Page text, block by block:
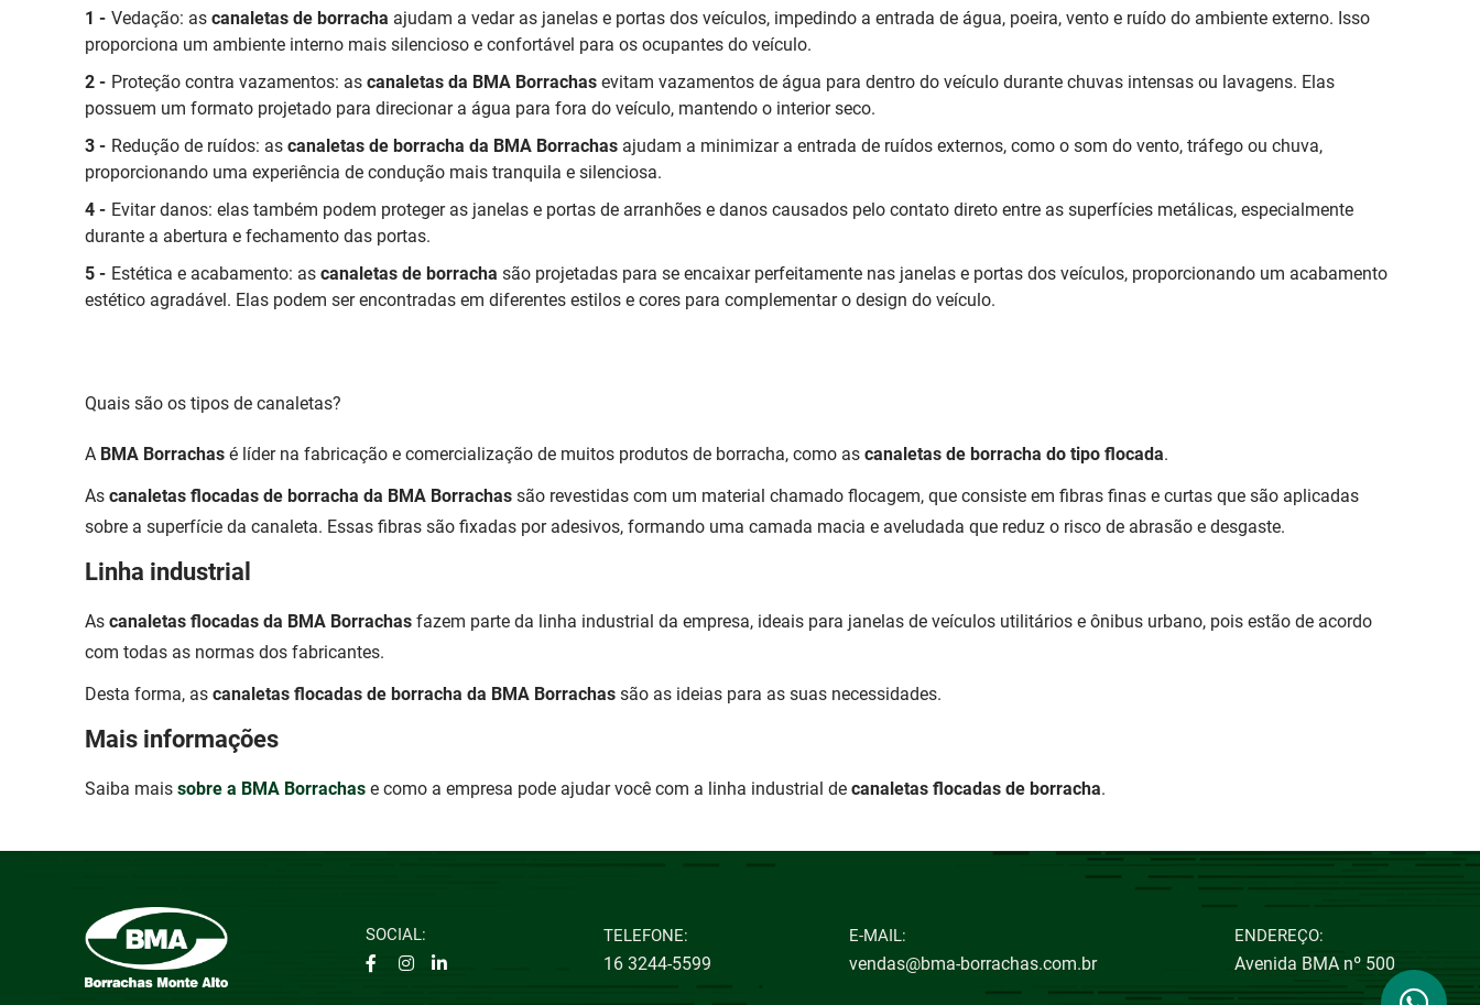
Vedação: as canaletas de borracha ajudam a vedar as janelas e portas dos veículos, impedindo a entrada de água, poeira, vento e ruído do ambiente externo. Isso
proporciona um ambiente interno mais silencioso e confortável para os ocupantes do veículo.
Proteção contra vazamentos: as canaletas da BMA Borrachas evitam vazamentos de água para dentro do veículo durante chuvas intensas ou lavagens. Elas
possuem um formato projetado para direcionar a água para fora do veículo, mantendo o interior seco.
Redução de ruídos: as canaletas de borracha da BMA Borrachas ajudam a minimizar a entrada de ruídos externos, como o som do vento, tráfego ou chuva,
proporcionando uma experiência de condução mais tranquila e silenciosa.
Evitar danos: elas também podem proteger as janelas e portas de arranhões e danos causados pelo contato direto entre as superfícies metálicas, especialmente
durante a abertura e fechamento das portas.
Estética e acabamento: as canaletas de borracha são projetadas para se encaixar perfeitamente nas janelas e portas dos veículos, proporcionando um acabamento
estético agradável. Elas podem ser encontradas em diferentes estilos e cores para complementar o design do veículo.
Quais são os tipos de canaletas?
A BMA Borrachas é líder na fabricação e comercialização de muitos produtos de borracha, como as canaletas de borracha do tipo flocada.
As canaletas flocadas de borracha da BMA Borrachas são revestidas com um material chamado flocagem, que consiste em fibras finas e curtas que são aplicadas
sobre a superfície da canaleta. Essas fibras são fixadas por adesivos, formando uma camada macia e aveludada que reduz o risco de abrasão e desgaste.
Linha industrial
As canaletas flocadas da BMA Borrachas fazem parte da linha industrial da empresa, ideais para janelas de veículos utilitários e ônibus urbano, pois estão de acordo
com todas as normas dos fabricantes.
Desta forma, as canaletas flocadas de borracha da BMA Borrachas são as ideias para as suas necessidades.
Mais informações
Saiba mais sobre a BMA Borrachas e como a empresa pode ajudar você com a linha industrial de canaletas flocadas de borracha.
SOCIAL: TELEFONE:
16 3244-5599
E-MAIL:
vendas@bma-borrachas.com.br
ENDEREÇO:
Avenida BMA nº 500